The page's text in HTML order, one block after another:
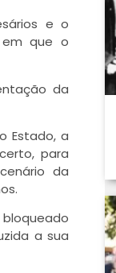
e o
em que o
da
Estado, a
para
da
a sua